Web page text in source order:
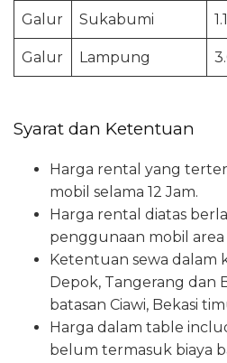
Galur Sukabumi
Galur Lampung
Syarat dan Ketentuan
Harga rental yang
mobil selama 12 Jam.
Harga rental diatas
penggunaan mobil area
Ketentuan sewa dalam
Depok, Tangerang dan
batasan Ciawi, Bekasi
Harga dalam table
belum termasuk biaya